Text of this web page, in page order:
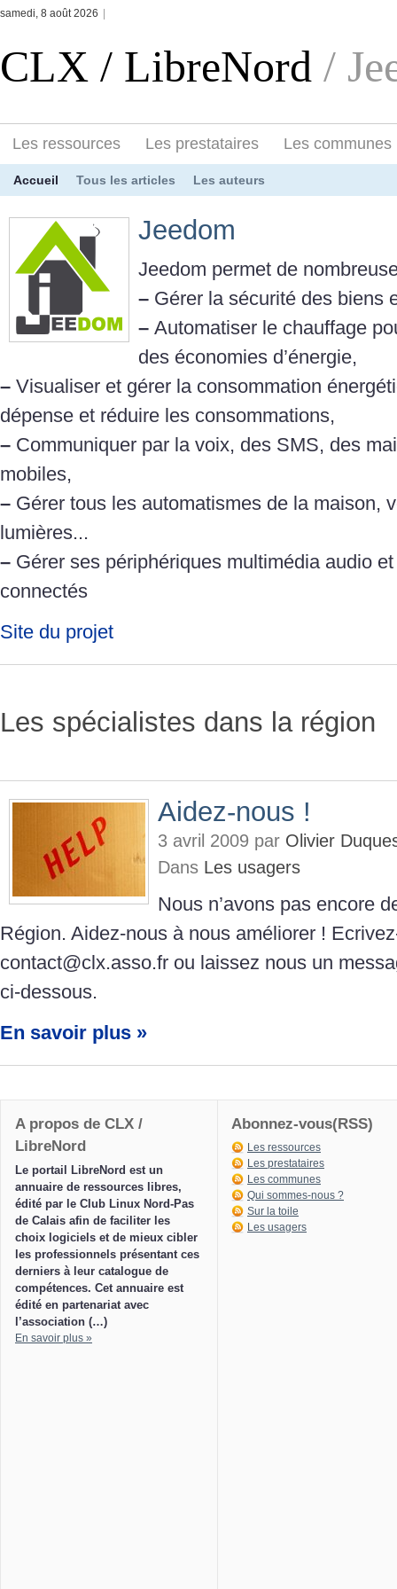
samedi, 8 août 2026
CLX / LibreNord /
Les ressources Les prestataires Les communes
Accueil Tous les articles Les auteurs
Jeedom
Jeedom permet de
– Gérer la sécurité des biens
– Automatiser le chauffage
des économies d’énergie,
– Visualiser et gérer la consommation
dépense et réduire les consommations,
– Communiquer par la voix, des SMS, des
mobiles,
– Gérer tous les automatismes de la maison,
lumières...
– Gérer ses périphériques multimédia audio
connectés
Site du projet
Les spécialistes dans la région
Aidez-nous !
3 avril 2009 par Olivier
Dans Les usagers
Nous n’avons pas encore
Région. Aidez-nous à nous améliorer !
contact@clx.asso.fr ou laissez nous un
ci-dessous.
En savoir plus »
A propos de CLX /
LibreNord
Le portail LibreNord est un
annuaire de ressources libres,
édité par le Club Linux Nord-Pas
de Calais afin de faciliter les
choix logiciels et de mieux cibler
les professionnels présentant ces
derniers à leur catalogue de
compétences. Cet annuaire est
édité en partenariat avec
l’association (…)
En savoir plus »
Abonnez-vous(RSS)
Les ressources
Les prestataires
Les communes
Qui sommes-nous ?
Sur la toile
Les usagers